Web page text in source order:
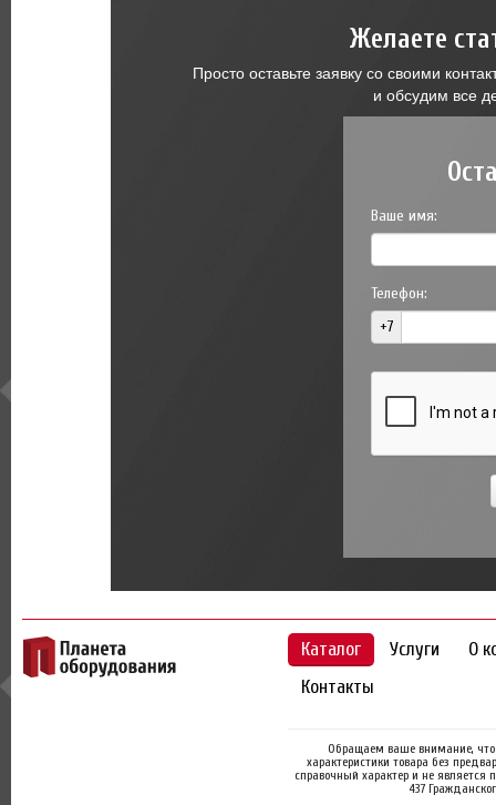
Желаете
Просто оставьте заявку со своими
и обсудим все
Ваше имя:
Телефон:
+7
Каталог Услуги
О
Контакты
Обращаем ваше внимание, что
характеристики товара без
справочный характер и не
437